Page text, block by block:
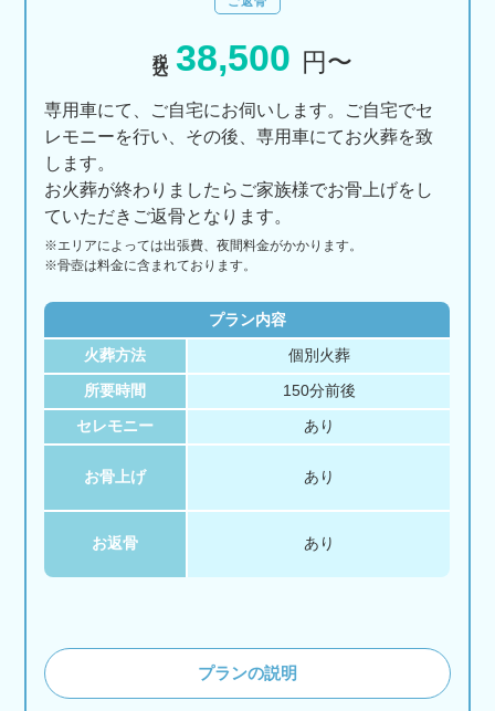
38,500 円〜
専用車にて、ご自宅にお伺いします。ご自宅でセ
レモニーを行い、その後、専用車にてお火葬を致
します。
お火葬が終わりましたらご家族様でお骨上げをし
ていただきご返骨となります。
※エリアによっては出張費、夜間料金がかかります。
※骨壺は料金に含まれております。
プラン内容
火葬方法 個別火葬
所要時間 150分前後
セレモニー あり
お骨上げ あり
お返骨 あり
プランの説明